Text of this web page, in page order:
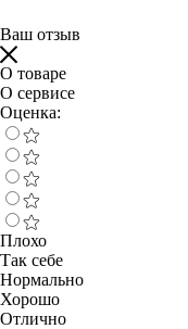
Ваш отзыв
О товаре
О сервисе
Оценка:
Плохо
Так себе
Нормально
Хорошо
Отлично